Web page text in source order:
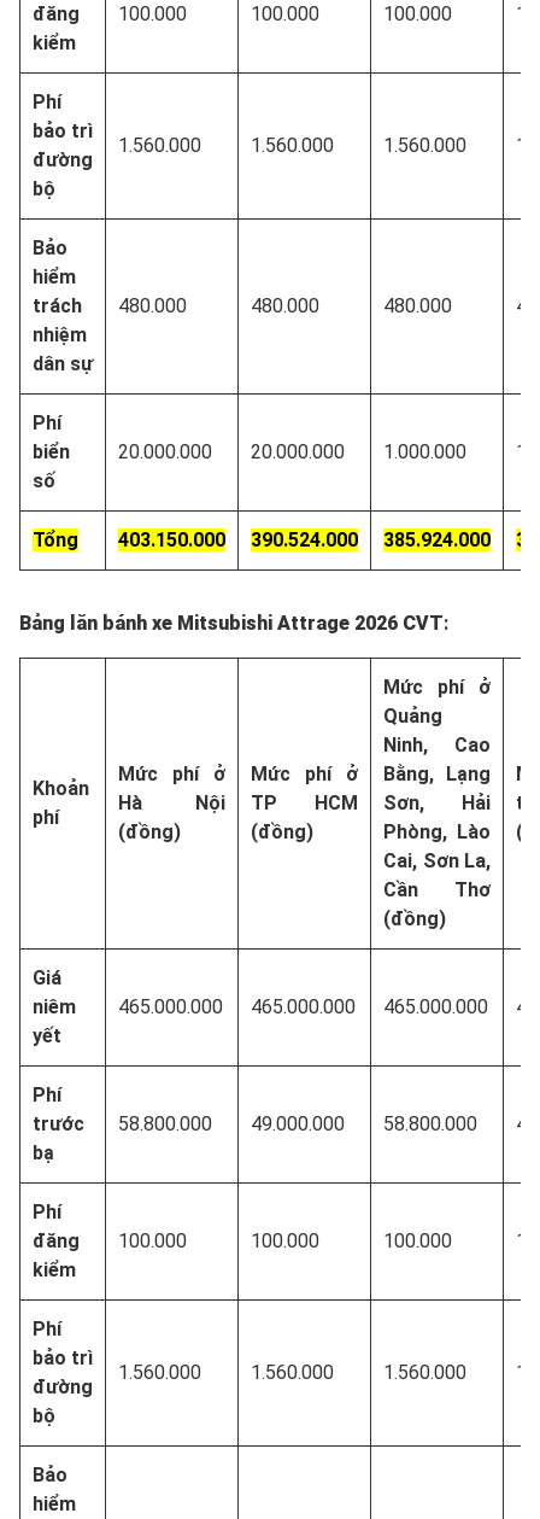
đăng
kiểm
100.000 100.000 100.000
Phí
bảo trì
đường
bộ
1.560.000 1.560.000 1.560.000
Bảo
hiểm
trách
nhiệm
dân sự
480.000 480.000 480.000
Phí
biển
số
20.000.000 20.000.000 1.000.000
Tổng 403.150.000 390.524.000 385.924.000
Bảng lăn bánh xe Mitsubishi Attrage 2026 CVT:
Khoản
phí
Mức phí ở
Hà Nội
(đồng)
Mức phí ở
TP HCM
(đồng)
Mức phí ở
Quảng
Ninh, Cao
Bằng, Lạng
Sơn, Hải
Phòng, Lào
Cai, Sơn La,
Cần Thơ
(đồng)
Giá
niêm
yết
465.000.000 465.000.000 465.000.000
Phí
trước
bạ
58.800.000 49.000.000 58.800.000
Phí
đăng
kiểm
100.000 100.000 100.000
Phí
bảo trì
đường
bộ
1.560.000 1.560.000 1.560.000
Bảo
hiểm